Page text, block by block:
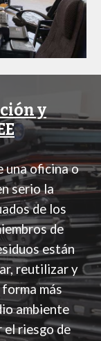
y
una oficina o
serio la
de los
de
están
reutilizar y
más
ambiente
el riesgo de